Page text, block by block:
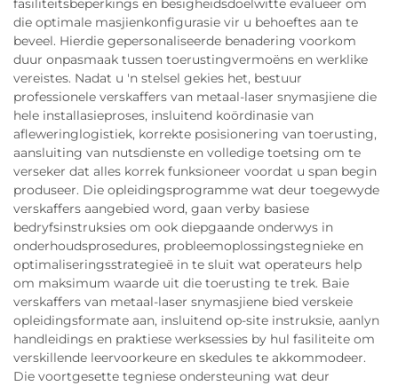
fasiliteitsbeperkings en besigheidsdoelwitte evalueer om
die optimale masjienkonfigurasie vir u behoeftes aan te
beveel. Hierdie gepersonaliseerde benadering voorkom
duur onpasmaak tussen toerustingvermoëns en werklike
vereistes. Nadat u 'n stelsel gekies het, bestuur
professionele verskaffers van metaal-laser snymasjiene die
hele installasieproses, insluitend koördinasie van
afleweringlogistiek, korrekte posisionering van toerusting,
aansluiting van nutsdienste en volledige toetsing om te
verseker dat alles korrek funksioneer voordat u span begin
produseer. Die opleidingsprogramme wat deur toegewyde
verskaffers aangebied word, gaan verby basiese
bedryfsinstruksies om ook diepgaande onderwys in
onderhoudsprosedures, probleemoplossingstegnieke en
optimaliseringsstrategieë in te sluit wat operateurs help
om maksimum waarde uit die toerusting te trek. Baie
verskaffers van metaal-laser snymasjiene bied verskeie
opleidingsformate aan, insluitend op-site instruksie, aanlyn
handleidings en praktiese werksessies by hul fasiliteite om
verskillende leervoorkeure en skedules te akkommodeer.
Die voortgesette tegniese ondersteuning wat deur